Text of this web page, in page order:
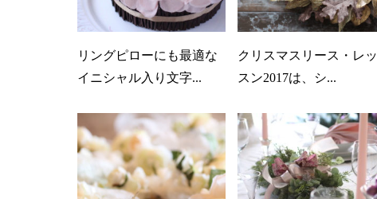
リングピローにも最適な
イニシャル入り文字...
クリスマスリース・レッ
スン2017は、シ...